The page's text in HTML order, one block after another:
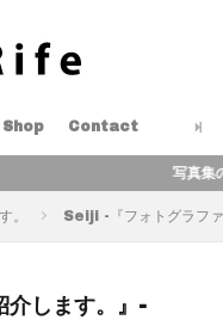
Shop Contact
写真集の販売を開始しまし
。 Seiji -『フォトグラフ
します。』-